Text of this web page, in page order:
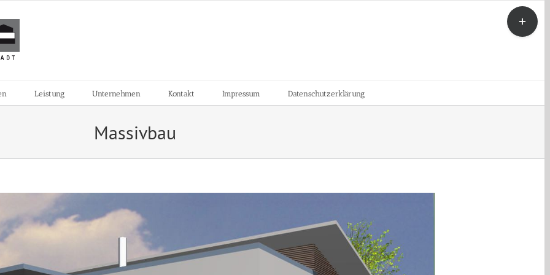
Leistung Unternehmen Kontakt Impressum Datenschutzerklärung
Massivbau
Toggle
Sliding
Bar